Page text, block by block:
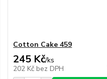
Cotton Cake 459
245 Kč/ks
202 Kč bez DPH